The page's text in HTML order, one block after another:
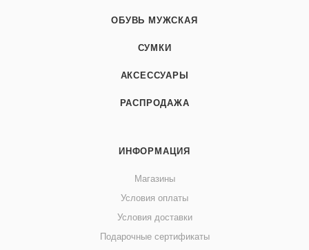
ОБУВЬ МУЖСКАЯ
СУМКИ
АКСЕССУАРЫ
РАСПРОДАЖА
ИНФОРМАЦИЯ
Магазины
Условия оплаты
Условия доставки
Подарочные сертификаты